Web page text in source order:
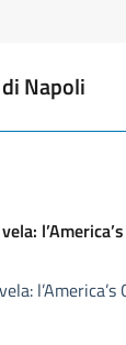
Napoli
l’America’s